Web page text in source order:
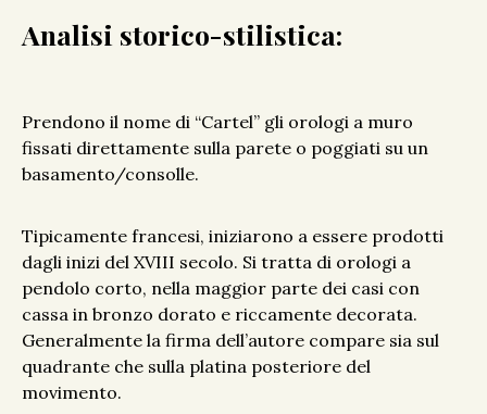
Analisi storico-stilistica:
Prendono il nome di “Cartel” gli orologi a muro
fissati direttamente sulla parete o poggiati su un
basamento/consolle.
Tipicamente francesi, iniziarono a essere prodotti
dagli inizi del XVIII secolo. Si tratta di orologi a
pendolo corto, nella maggior parte dei casi con
cassa in bronzo dorato e riccamente decorata.
Generalmente la firma dell’autore compare sia sul
quadrante che sulla platina posteriore del
movimento.